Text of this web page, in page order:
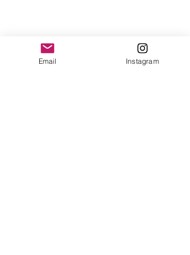
Email Instagram